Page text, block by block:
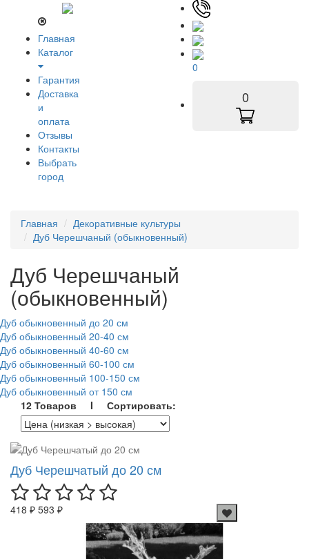
Главная
Каталог
Гарантия
Доставка
и
оплата
Отзывы
Контакты
Выбрать
город
0
0
Главная
Декоративные культуры
Дуб Черешчаный (обыкновенный)
Дуб Черешчаный
(обыкновенный)
Дуб обыкновенный до 20 см
Дуб обыкновенный 20-40 см
Дуб обыкновенный 40-60 см
Дуб обыкновенный 60-100 см
Дуб обыкновенный 100-150 см
Дуб обыкновенный от 150 см
12 Товаров I Сортировать:
Дуб Черешчатый до 20 см
418 ₽ 593 ₽